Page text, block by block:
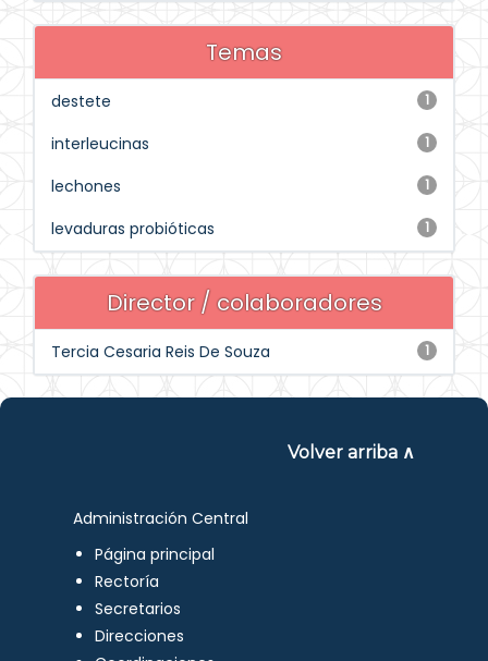
Temas
1
destete
1
interleucinas
1
lechones
1
levaduras probióticas
Director / colaboradores
1
Tercia Cesaria Reis De Souza
Volver arriba ∧
Administración Central
Página principal
Rectoría
Secretarios
Direcciones